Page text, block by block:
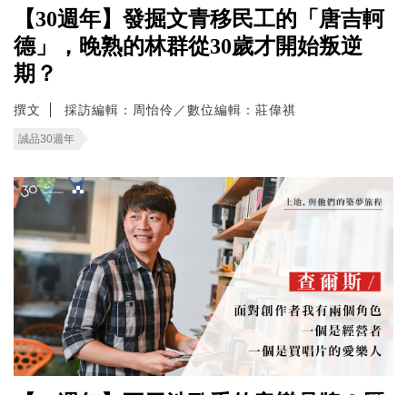
【30週年】發掘文青移民工的「唐吉軻
德」，晚熟的林群從30歲才開始叛逆
期？
撰文 採訪編輯：周怡伶／數位編輯：莊偉祺
誠品30週年